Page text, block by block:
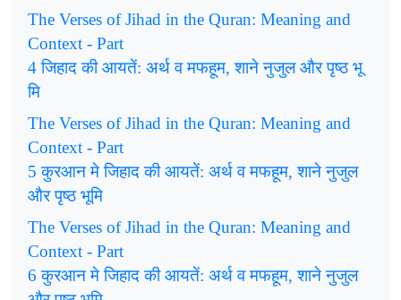
The Verses of Jihad in the Quran: Meaning and
Context - Part
4जिहादकीआयतें: अर्थवमफहूम,शानेनुजुलऔरपृष्ठभू
मि
The Verses of Jihad in the Quran: Meaning and
Context - Part
5कुरआनमेजिहादकीआयतें: अर्थवमफहूम,शानेनुजुल
औरपृष्ठभूमि
The Verses of Jihad in the Quran: Meaning and
Context - Part
6कुरआनमेजिहादकीआयतें: अर्थवमफहूम,शानेनुजुल